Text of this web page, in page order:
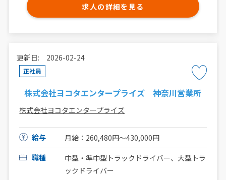
求人の詳細を見る
更新日: 2026-02-24
正社員
株式会社ヨコタエンタープライズ 神奈川営業所
株式会社ヨコタエンタープライズ
給与
月給：260,480円〜430,000円
職種
中型・準中型トラックドライバー、大型トラ
ックドライバー